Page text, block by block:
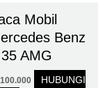
Mobil
Benz
AMG
100.000
HUBUNGI